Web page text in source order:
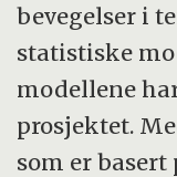
bevegelser i
statistiske
modellene
prosjektet.
som er